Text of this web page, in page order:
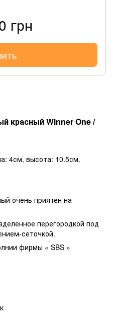
грн
красный Winner One /
4см, высота: 10.5см.
очень приятен на
перегородкой под
сеточкой.
фирмы « SBS »